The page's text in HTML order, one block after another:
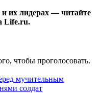
и их лидерах — читайте
Life.ru.
чтобы проголосовать.
мучительным
солдат